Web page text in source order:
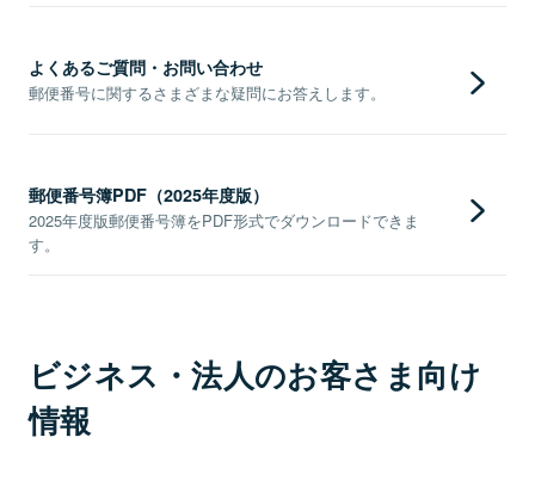
よくあるご質問・お問い合わせ
郵便番号に関するさまざまな疑問にお答えします。
郵便番号簿PDF（2025年度版）
2025年度版郵便番号簿をPDF形式でダウンロードできま
す。
ビジネス・法人のお客さま向け
情報